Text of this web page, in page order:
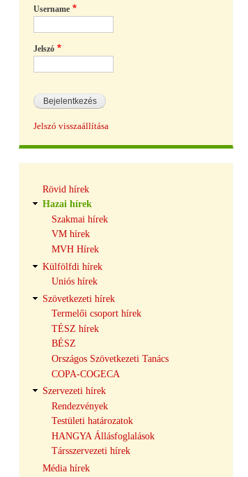
Username
Jelszó
Jelszó visszaállítása
navigáció
Rövid hírek
Hazai hírek
Szakmai hírek
VM hírek
MVH Hírek
Külfölfdi hírek
Uniós hírek
Szövetkezeti hírek
Termelői csoport hírek
TÉSZ hírek
BÉSZ
Országos Szövetkezeti Tanács
COPA-COGECA
Szervezeti hírek
Rendezvények
Testületi határozatok
HANGYA Állásfoglalások
Társszervezeti hírek
Média hírek